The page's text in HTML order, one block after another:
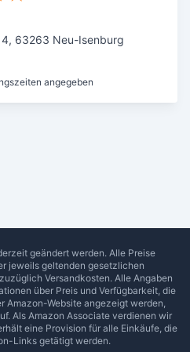
4, 63263 Neu-Isenburg
angegeben
geändert werden. Alle Preise
jeweils geltenden gesetzlichen
Versandkosten. Alle Angaben
über Preis und Verfügbarkeit, die
Amazon-Website angezeigt werden,
Als Amazon Associate verdienen wir
eine Provision für alle Einkäufe, die
Links getätigt werden.